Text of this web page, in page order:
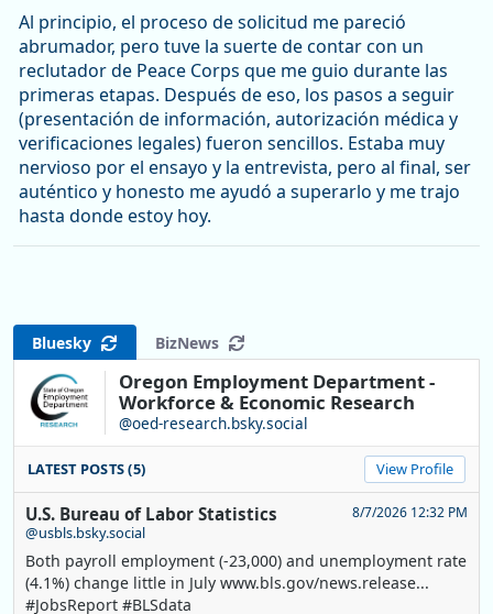
Al principio, el proceso de solicitud me pareció
abrumador, pero tuve la suerte de contar con un
reclutador de Peace Corps que me guio durante las
primeras etapas. Después de eso, los pasos a seguir
(presentación de información, autorización médica y
verificaciones legales) fueron sencillos. Estaba muy
nervioso por el ensayo y la entrevista, pero al final, ser
auténtico y honesto me ayudó a superarlo y me trajo
hasta donde estoy hoy.
Bluesky BizNews
Oregon Employment Department -
Workforce & Economic Research
@oed-research.bsky.social
LATEST POSTS (5) View Profile
U.S. Bureau of Labor Statistics
@usbls.bsky.social
8/7/2026 12:32 PM
Both payroll employment (-23,000) and unemployment rate
(4.1%) change little in July www.bls.gov/news.release...
#JobsReport #BLSdata